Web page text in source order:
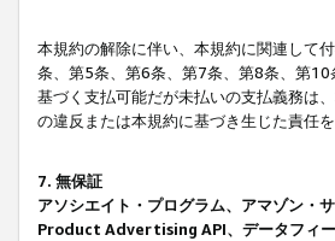
本規約の解除に伴い、本規約に関連して
条、第5条、第6条、第7条、第8条、第
基づく支払可能だが未払いの支払義務は
の違反または本規約に基づき生じた責任
7. 無保証
アソシエイト・プログラム、アマゾン・
Product Advertising API、データフィー